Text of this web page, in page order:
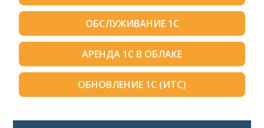
ОБСЛУЖИВАНИЕ 1С
АРЕНДА 1С В ОБЛАКЕ
ОБНОВЛЕНИЕ 1С (ИТС)